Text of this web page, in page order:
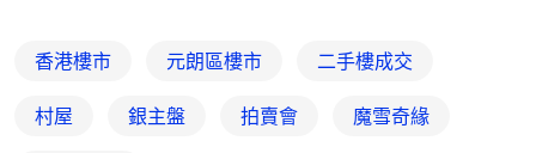
香港樓市 元朗區樓市 二手樓成交
村屋 銀主盤 拍賣會 魔雪奇緣